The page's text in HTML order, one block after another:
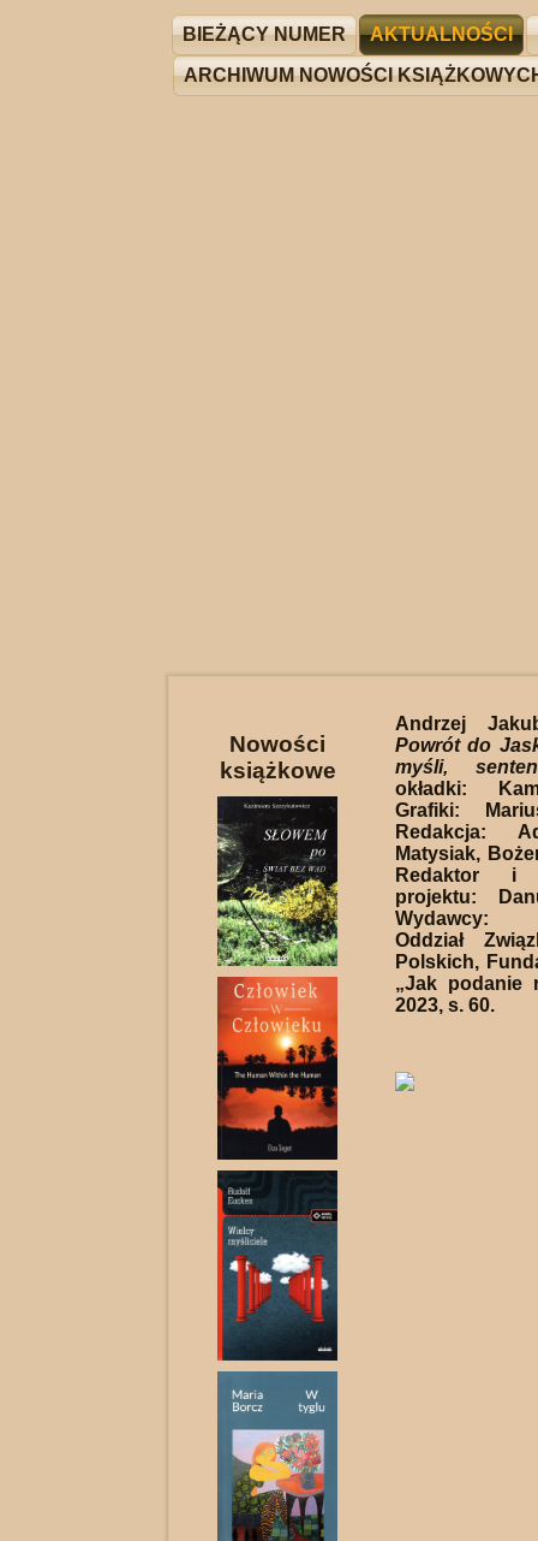
BIEŻĄCY NUMER AKTUALNOŚCI
ARCHIWUM NOWOŚCI
Nowości
książkowe
Andrzej
Powrót do
myśli,
okładki:
Grafiki:
Redakcja:
Matysiak,
Redaktor i
projektu:
Wydawcy:
Oddział
Polskich,
„Jak podanie
2023, s. 60.